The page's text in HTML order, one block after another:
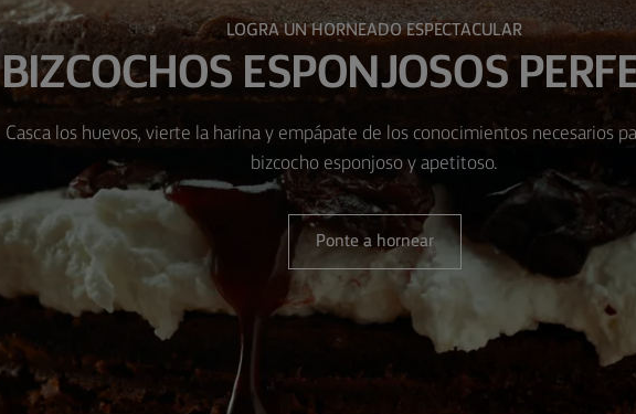
LOGRA UN HORNEADO ESPECTACULAR
BIZCOCHOS ESPONJOSOS
Casca los huevos, vierte la harina y empápate de los conocimientos necesarios
bizcocho esponjoso y apetitoso.
Ponte a hornear